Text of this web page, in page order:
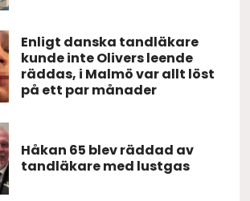
Enligt danska tandläkare
kunde inte Olivers leende
räddas, i Malmö var allt löst
på ett par månader
Håkan 65 blev räddad av
tandläkare med lustgas